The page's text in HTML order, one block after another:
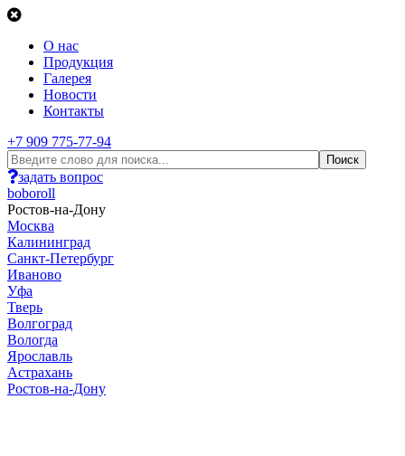
О нас
Продукция
Галерея
Новости
Контакты
+7 909 775-77-94
задать вопрос
boboroll
Ростов-на-Дону
Москва
Калининград
Санкт-Петербург
Иваново
Уфа
Тверь
Волгоград
Вологда
Ярославль
Астрахань
Ростов-на-Дону